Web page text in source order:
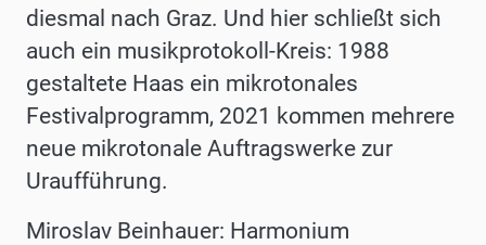
diesmal nach Graz. Und hier schließt sich
auch ein musikprotokoll-Kreis: 1988
gestaltete Haas ein mikrotonales
Festivalprogramm, 2021 kommen mehrere
neue mikrotonale Auftragswerke zur
Uraufführung.
Miroslav Beinhauer: Harmonium